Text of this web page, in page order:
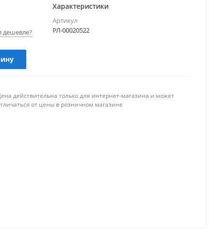
Характеристики
Артикул
РЛ-00020522
действительна только для интернет-магазина и может
от цены в розничном магазине